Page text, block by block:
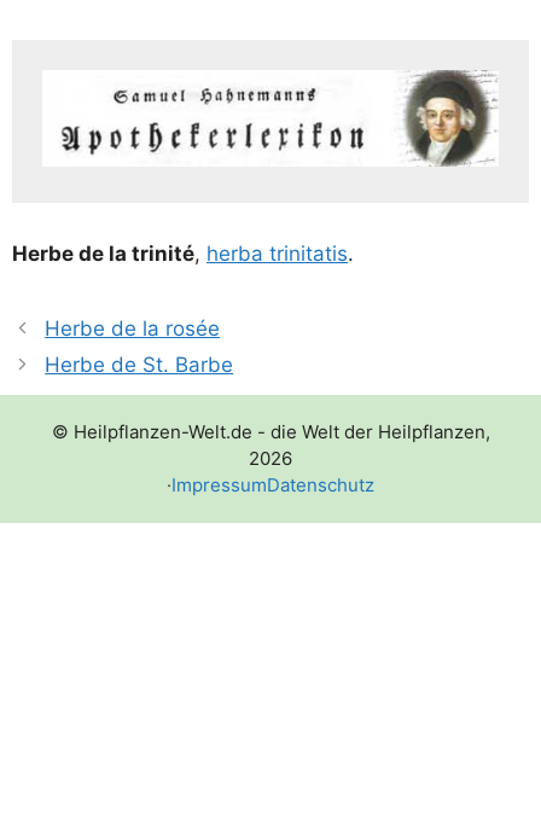
Her­be de la tri­ni­té, her­ba tri­ni­ta­tis.
Herbe de la rosée
Herbe de St. Barbe
© Heilpflanzen-Welt.de - die Welt der Heilpflanzen,
2026
·ImpressumDatenschutz